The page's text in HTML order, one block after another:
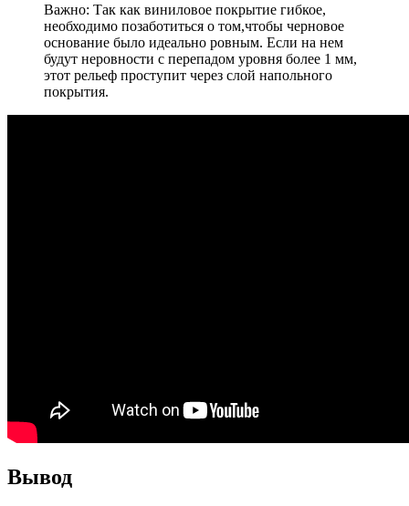
Важно: Так как виниловое покрытие гибкое,
необходимо позаботиться о том,чтобы черновое
основание было идеально ровным. Если на нем
будут неровности с перепадом уровня более 1 мм,
этот рельеф проступит через слой напольного
покрытия.
Вывод